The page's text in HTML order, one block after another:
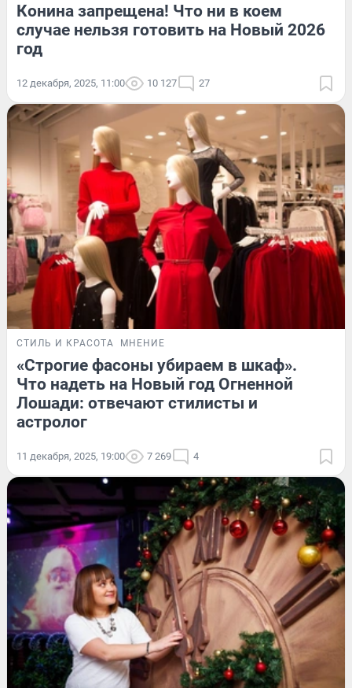
Конина запрещена! Что ни в коем
случае нельзя готовить на Новый 2026
год
12 декабря, 2025, 11:00 10 127 27
СТИЛЬ И КРАСОТА МНЕНИЕ
«Строгие фасоны убираем в шкаф».
Что надеть на Новый год Огненной
Лошади: отвечают стилисты и
астролог
11 декабря, 2025, 19:00 7 269 4